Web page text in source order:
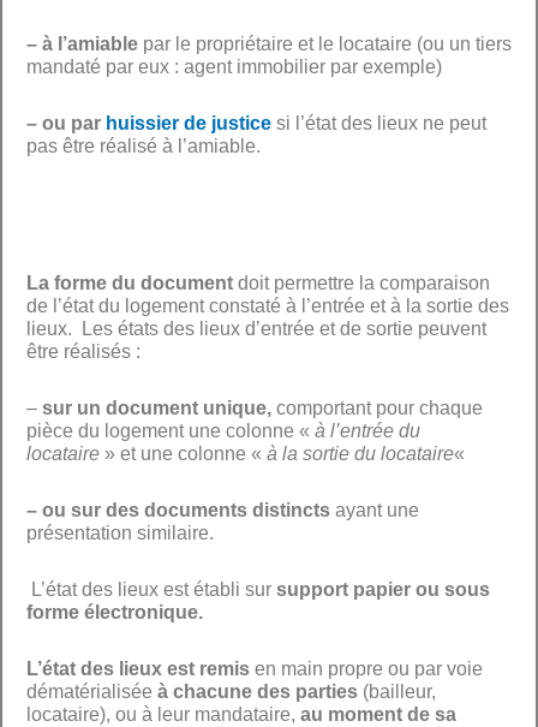
– à l’amiable par le propriétaire et le locataire (ou un tiers
mandaté par eux : agent immobilier par exemple)
– ou par huissier de justice si l’état des lieux ne peut
pas être réalisé à l’amiable.
La forme du document doit permettre la comparaison
de l’état du logement constaté à l’entrée et à la sortie des
lieux. Les états des lieux d’entrée et de sortie peuvent
être réalisés :
– sur un document unique, comportant pour chaque
pièce du logement une colonne « à l’entrée du
locataire » et une colonne « à la sortie du locataire«
– ou sur des documents distincts ayant une
présentation similaire.
L’état des lieux est établi sur support papier ou sous
forme électronique.
L’état des lieux est remis en main propre ou par voie
dématérialisée à chacune des parties (bailleur,
locataire), ou à leur mandataire, au moment de sa